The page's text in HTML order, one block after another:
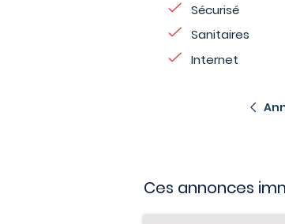
Sécurisé
Sanitaires
Internet
Ces annonces